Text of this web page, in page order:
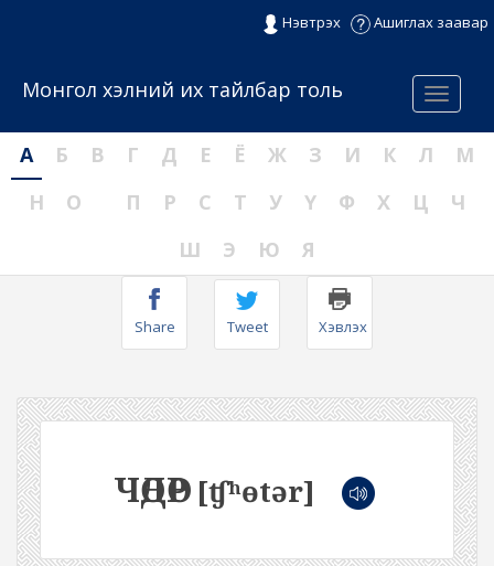
Нэвтрэх Ашиглах заавар
Menu
Монгол хэлний их тайлбар толь
А Б В Г Д Е Ё Ж З И К Л
М
Н
О П Р С Т У Ү Ф Х Ц
Ч
Ш
Э Ю Я
Share Tweet Хэвлэх
ЧӨДӨР [ʧʰɵtər]